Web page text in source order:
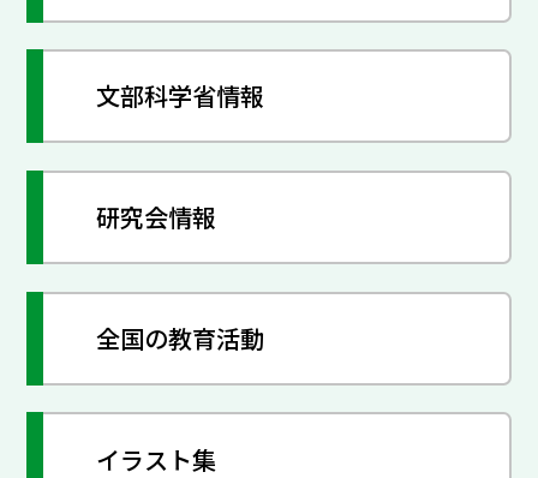
文部科学省情報
研究会情報
全国の教育活動
イラスト集